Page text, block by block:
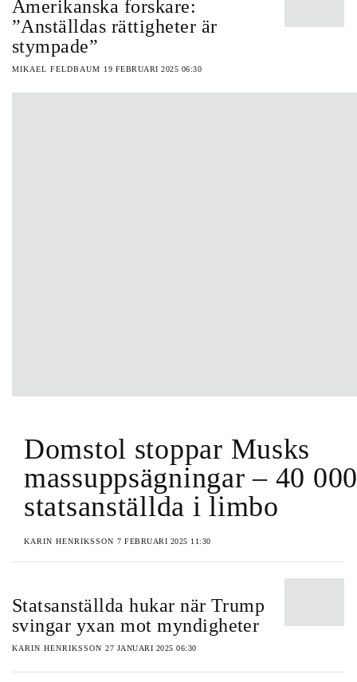
Amerikanska forskare:
”Anställdas rättigheter är
stympade”
MIKAEL FELDBAUM 19 FEBRUARI 2025 06:30
Domstol stoppar Musks
massuppsägningar – 40 000
statsanställda i limbo
KARIN HENRIKSSON 7 FEBRUARI 2025 11:30
Statsanställda hukar när Trump
svingar yxan mot myndigheter
KARIN HENRIKSSON 27 JANUARI 2025 06:30